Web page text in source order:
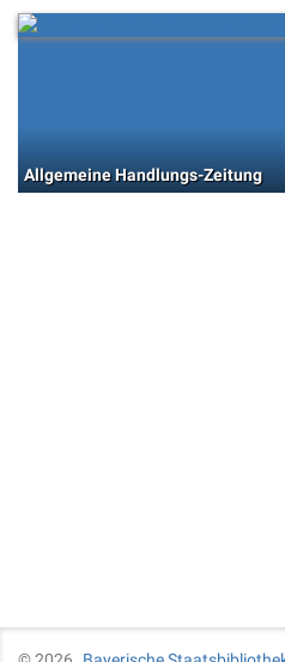
Allgemeine Handlungs-Zeitung